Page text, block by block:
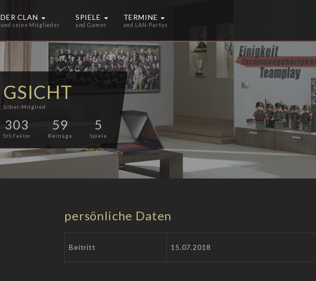
DER CLAN
und seine Mitglieder
SPIELE
und Games
TERMINE
und LAN-Partys
GSICHT
Silber-Mitglied
303
StS Faktor
59
Beiträge
5
Spiele
persönliche Daten
Beitritt 15.07.2018